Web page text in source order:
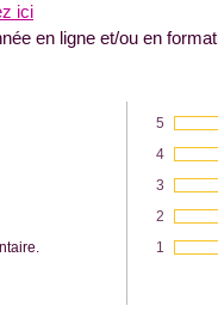
ici
en ligne et/ou en
5
4
3
2
1